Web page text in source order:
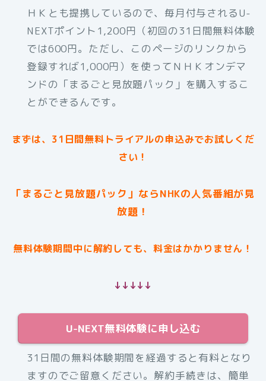
ＨＫとも提携しているので、毎月付与されるU-
NEXTポイント1,200円（初回の31日間無料体験
では600円。ただし、このページのリンクから
登録すれば1,000円）を使ってＮＨＫオンデマ
ンドの「まるごと見放題パック」を購入するこ
とができるんです。
まずは、31日間無料トライアルの申込みでお試しくだ
さい！
「まるごと見放題パック」ならNHKの人気番組が見
放題！
無料体験期間中に解約しても、料金はかかりません！
↓↓↓↓↓
U-NEXT無料体験に申し込む
31日間の無料体験期間を経過すると有料となり
ますのでご留意ください。解約手続きは、簡単